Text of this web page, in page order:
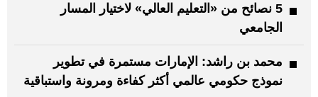
5 نصائح من «التعليم العالي» لاختيار المسار
الجامعي
محمد بن راشد: الإمارات مستمرة في تطوير
نموذج حكومي عالمي أكثر كفاءة ومرونة واستباقية